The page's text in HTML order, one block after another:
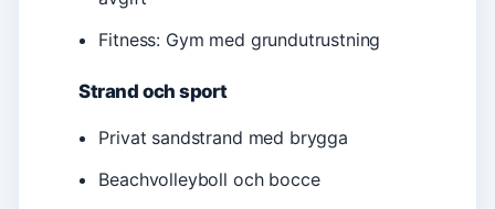
Fitness: Gym med grundutrustning
Strand och sport
Privat sandstrand med brygga
Beachvolleyboll och bocce